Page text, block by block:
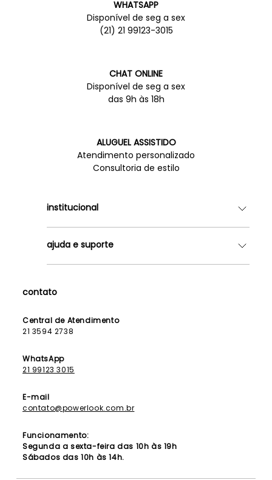
WHATSAPP
Disponível de seg a sex
(21) 21 99123-3015
CHAT ONLINE
Disponível de seg a sex
das 9h às 18h
ALUGUEL ASSISTIDO
Atendimento personalizado
Consultoria de estilo
institucional
Lojas
Como Funciona
Lista de Formandas
ajuda e suporte
Política de Privacidade
contato
Central de Atendimento
21 3594 2738
WhatsApp
21 99123 3015
E-mail
contato@powerlook.com.br
Funcionamento:
Segunda a sexta-feira das 10h às 19h
Sábados das 10h às 14h.